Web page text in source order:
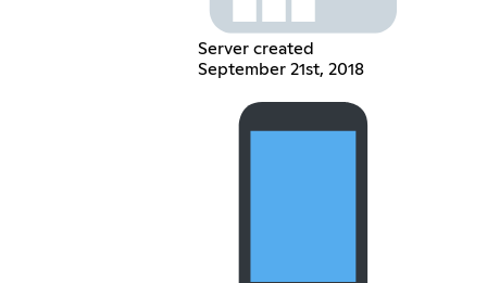
Server created
September 21st, 2018